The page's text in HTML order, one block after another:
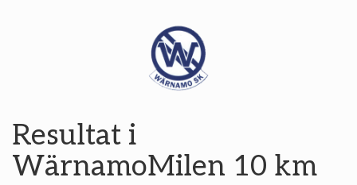
Resultat i
WärnamoMilen 10 km